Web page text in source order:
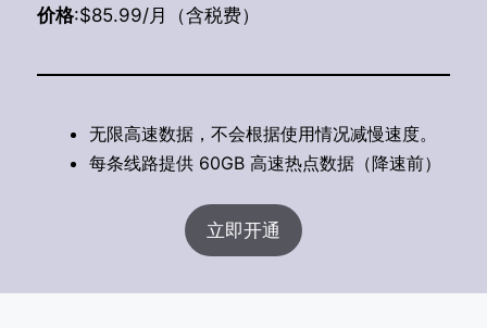
价格:$85.99/月（含税费）
无限高速数据，不会根据使用情况减慢速度。
每条线路提供 60GB 高速热点数据（降速前）
立即开通